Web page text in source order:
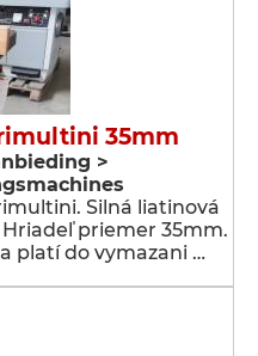
35mm
>
Silná liatinová
priemer 35mm.
platí do vymazani …